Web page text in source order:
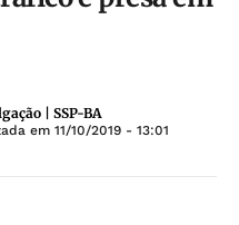
| SSP-BA
em 11/10/2019 - 13:01